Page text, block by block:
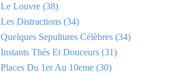
Le Louvre (38)
Les Distractions (34)
Quelques Sepultures Célèbres (34)
Instants Thés Et Douceurs (31)
Places Du 1er Au 10eme (30)